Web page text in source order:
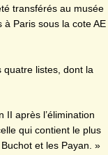
transférés au musée
Paris sous la cote AE
quatre listes, dont la
II après l’élimination
qui contient le plus
et les Payan. »